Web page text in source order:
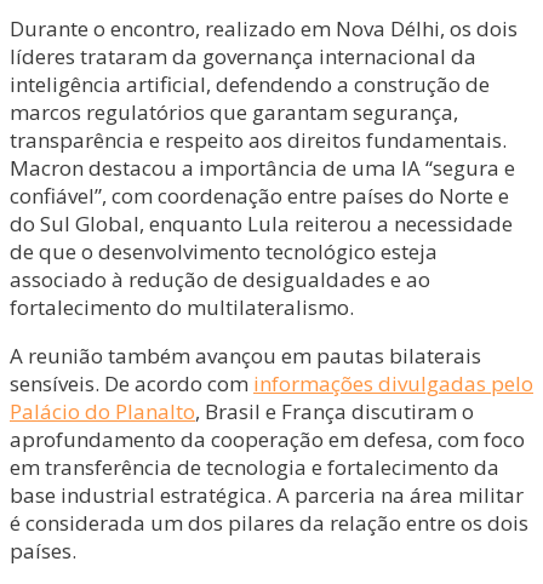
Durante o encontro, realizado em Nova Délhi, os dois
líderes trataram da governança internacional da
inteligência artificial, defendendo a construção de
marcos regulatórios que garantam segurança,
transparência e respeito aos direitos fundamentais.
Macron destacou a importância de uma IA “segura e
confiável”, com coordenação entre países do Norte e
do Sul Global, enquanto Lula reiterou a necessidade
de que o desenvolvimento tecnológico esteja
associado à redução de desigualdades e ao
fortalecimento do multilateralismo.
A reunião também avançou em pautas bilaterais
sensíveis. De acordo com informações divulgadas pelo
Palácio do Planalto, Brasil e França discutiram o
aprofundamento da cooperação em defesa, com foco
em transferência de tecnologia e fortalecimento da
base industrial estratégica. A parceria na área militar
é considerada um dos pilares da relação entre os dois
países.